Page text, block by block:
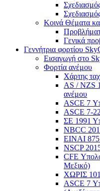
Κοινά Θέματα
Γενικά
Γεννήτρια φορτίου
Εισαγωγή στο
Φορτία ανέμου
Χάρτης
AS / NZS
ανέμου
ASCE 7
ASCE 7-
ΣΕ 1991
NBCC
ΕΙΝΑΙ 875
NSCP
CFE
Μεξικό)
ΧΩΡΙΣ
ASCE 7